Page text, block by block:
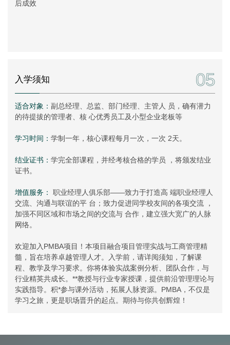
后成效
入学须知 05
适合对象： 副总经理、总监、部门经理、主管人 员，确有潜力
的待提拔的管理者、核 心优秀员工及小型企业老板等
学习时间： 学制一年，核心课程每月一次，一次 2天。
结业证书： 学完全部课程，并经考核合格的学员 ，将颁发结业
证书。
增值服务：
职业经理人俱乐部——致力于打造高 端职业经理人
交流、沟通与联谊的平 台；致力促进同学校友间的各项交流 ，
加强不同区域和市场之间的交流与 合作，建立强大宽广的人脉
网络。
欢迎加入PMBA项目！本项目融合项目管理实战与工商管理精
髓，旨在培养卓越管理人才。入学前，请详阅须知，了解课
程、教学及学习要求。你将体验实战案例分析、团队合作，与
行业精英共成长。**教授与行业专家授课，提供前沿管理理论与
实践指导。积*参与课外活动，拓展人脉资源。PMBA，不仅是
学习之旅，更是职场晋升的起点。期待与你共创辉煌！